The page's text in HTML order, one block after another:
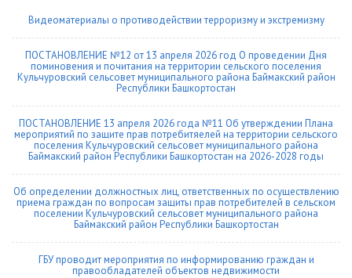
Видеоматериалы о противодействии терроризму и экстремизму
ПОСТАНОВЛЕНИЕ №12 от 13 апреля 2026 год О проведении Дня
поминовения и почитания на территории сельского поселения
Кульчуровский сельсовет муниципального района Баймакский район
Республики Башкортостан
ПОСТАНОВЛЕНИЕ 13 апреля 2026 года №11 Об утверждении Плана
мероприятий по защите прав потребитяелей на территории сельского
поселения Кульчуровский сельсовет муниципального района
Баймакский район Республики Башкортостан на 2026-2028 годы
Об определении должностных лиц, ответственных по осуществлению
приема граждан по вопросам защиты прав потребителей в сельском
поселении Кульчуровский сельсовет муниципального района
Баймакский район Республики Башкортостан
ГБУ проводит мероприятия по информированию граждан и
правообладателей объектов недвижимости